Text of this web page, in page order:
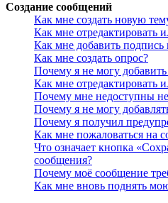
Создание сообщений
Как мне создать новую
Как мне отредактировать
Как мне добавить
Как мне создать опрос?
Почему я не могу
Как мне отредактировать
Почему мне недоступны
Почему я не могу
Почему я получил
Как мне пожаловаться на
Что означает кнопка
сообщения?
Почему моё сообщение
Как мне вновь поднять